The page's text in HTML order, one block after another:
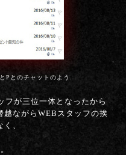
Pとのチャットのよう…
フが三位一体となったから
越ながらWEBスタッフの挨
、